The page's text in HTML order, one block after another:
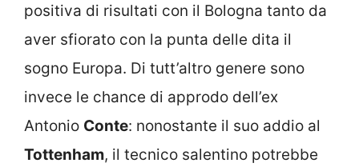
positiva di risultati con il Bologna tanto da
aver sfiorato con la punta delle dita il
sogno Europa. Di tutt’altro genere sono
invece le chance di approdo dell’ex
Antonio Conte: nonostante il suo addio al
Tottenham, il tecnico salentino potrebbe